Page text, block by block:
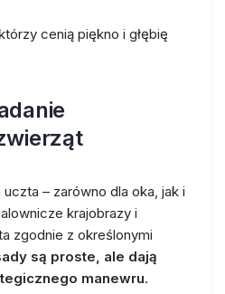
cenią piękno i głębię
– zarówno dla oka, jak i
krajobrazy i
zgodnie z określonymi
są proste, ale dają
manewru.